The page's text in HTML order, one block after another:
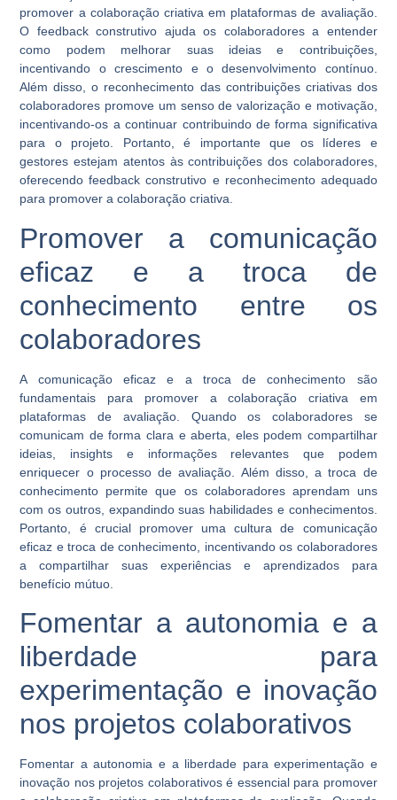
promover a colaboração criativa em plataformas de avaliação.
O feedback construtivo ajuda os colaboradores a entender
como podem melhorar suas ideias e contribuições,
incentivando o crescimento e o desenvolvimento contínuo.
Além disso, o reconhecimento das contribuições criativas dos
colaboradores promove um senso de valorização e motivação,
incentivando-os a continuar contribuindo de forma significativa
para o projeto. Portanto, é importante que os líderes e
gestores estejam atentos às contribuições dos colaboradores,
oferecendo feedback construtivo e reconhecimento adequado
para promover a colaboração criativa.
Promover a comunicação
eficaz e a troca de
conhecimento entre os
colaboradores
A comunicação eficaz e a troca de conhecimento são
fundamentais para promover a colaboração criativa em
plataformas de avaliação. Quando os colaboradores se
comunicam de forma clara e aberta, eles podem compartilhar
ideias, insights e informações relevantes que podem
enriquecer o processo de avaliação. Além disso, a troca de
conhecimento permite que os colaboradores aprendam uns
com os outros, expandindo suas habilidades e conhecimentos.
Portanto, é crucial promover uma cultura de comunicação
eficaz e troca de conhecimento, incentivando os colaboradores
a compartilhar suas experiências e aprendizados para
benefício mútuo.
Fomentar a autonomia e a
liberdade para
experimentação e inovação
nos projetos colaborativos
Fomentar a autonomia e a liberdade para experimentação e
inovação nos projetos colaborativos é essencial para promover